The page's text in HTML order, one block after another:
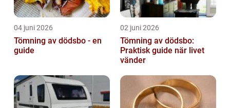
04 juni 2026
Tömning av dödsbo - en
guide
02 juni 2026
Tömning av dödsbo:
Praktisk guide när livet
vänder